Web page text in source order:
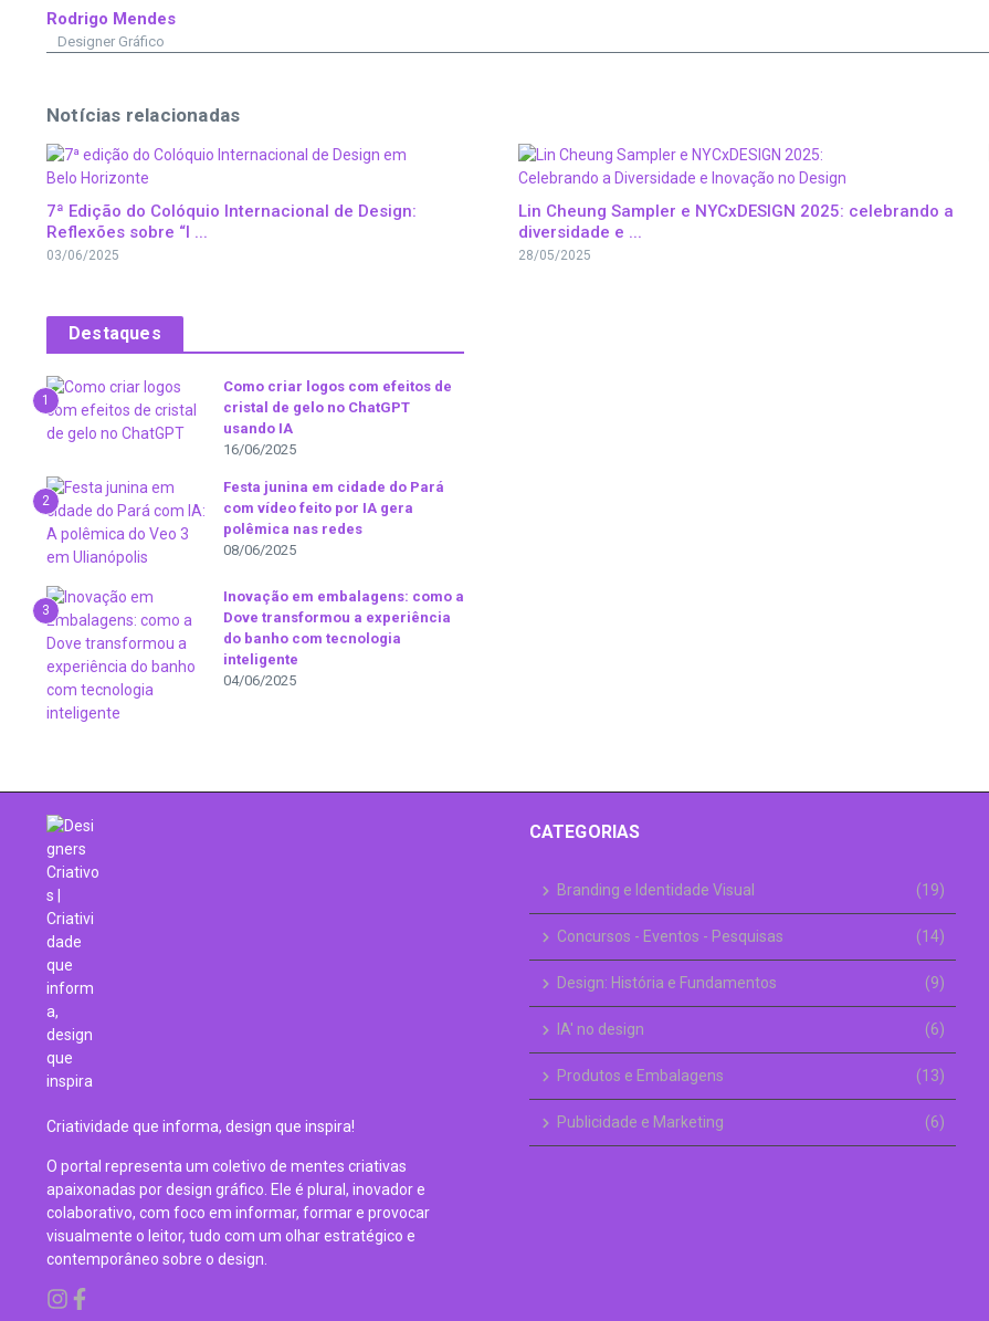
Rodrigo Mendes
Designer Gráfico
Notícias relacionadas
7ª Edição do Colóquio Internacional de Design:
Reflexões sobre “I ...
03/06/2025
Lin Cheung Sampler e NYCxDESIGN 2025: celebrando a
diversidade e ...
28/05/2025
Destaques
1
Como criar logos com efeitos de
cristal de gelo no ChatGPT
usando IA
16/06/2025
2
Festa junina em cidade do Pará
com vídeo feito por IA gera
polêmica nas redes
08/06/2025
3
Inovação em embalagens: como a
Dove transformou a experiência
do banho com tecnologia
inteligente
04/06/2025
Criatividade que informa, design que inspira!
O portal representa um coletivo de mentes criativas
apaixonadas por design gráfico. Ele é plural, inovador e
colaborativo, com foco em informar, formar e provocar
visualmente o leitor, tudo com um olhar estratégico e
contemporâneo sobre o design.
CATEGORIAS
Branding e Identidade Visual (19)
Concursos - Eventos - Pesquisas (14)
Design: História e Fundamentos (9)
IA' no design (6)
Produtos e Embalagens (13)
Publicidade e Marketing (6)